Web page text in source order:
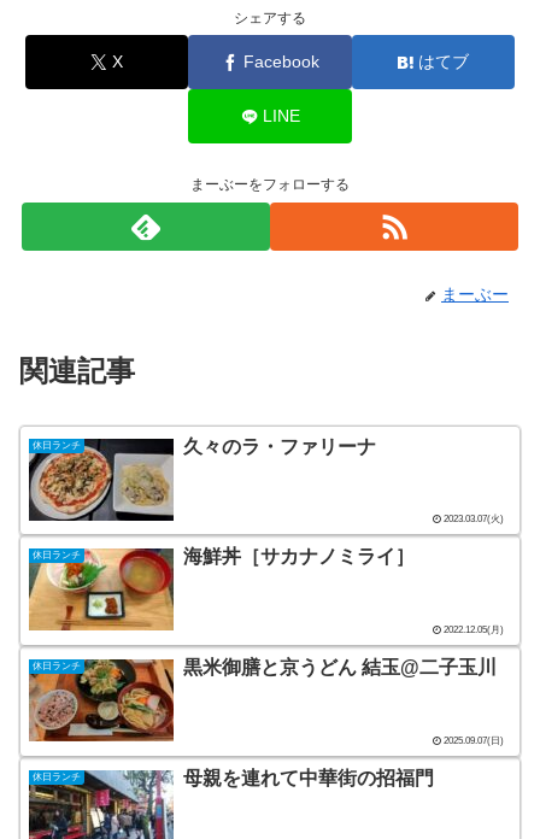
シェアする
X Facebook はてブ
LINE
まーぶーをフォローする
まーぶー
関連記事
休日ランチ 久々のラ・ファリーナ
2023.03.07(火)
休日ランチ 海鮮丼［サカナノミライ］
2022.12.05(月)
休日ランチ 黒米御膳と京うどん 結玉@二子玉川
2025.09.07(日)
休日ランチ 母親を連れて中華街の招福門